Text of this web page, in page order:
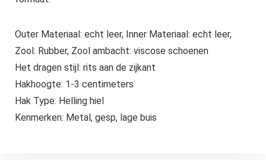
Outer Materiaal: echt leer, Inner Materiaal: echt leer,
Zool: Rubber, Zool ambacht: viscose schoenen
Het dragen stijl: rits aan de zijkant
Hakhoogte: 1-3 centimeters
Hak Type: Helling hiel
Kenmerken: Metal, gesp, lage buis